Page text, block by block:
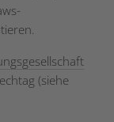
(siehe